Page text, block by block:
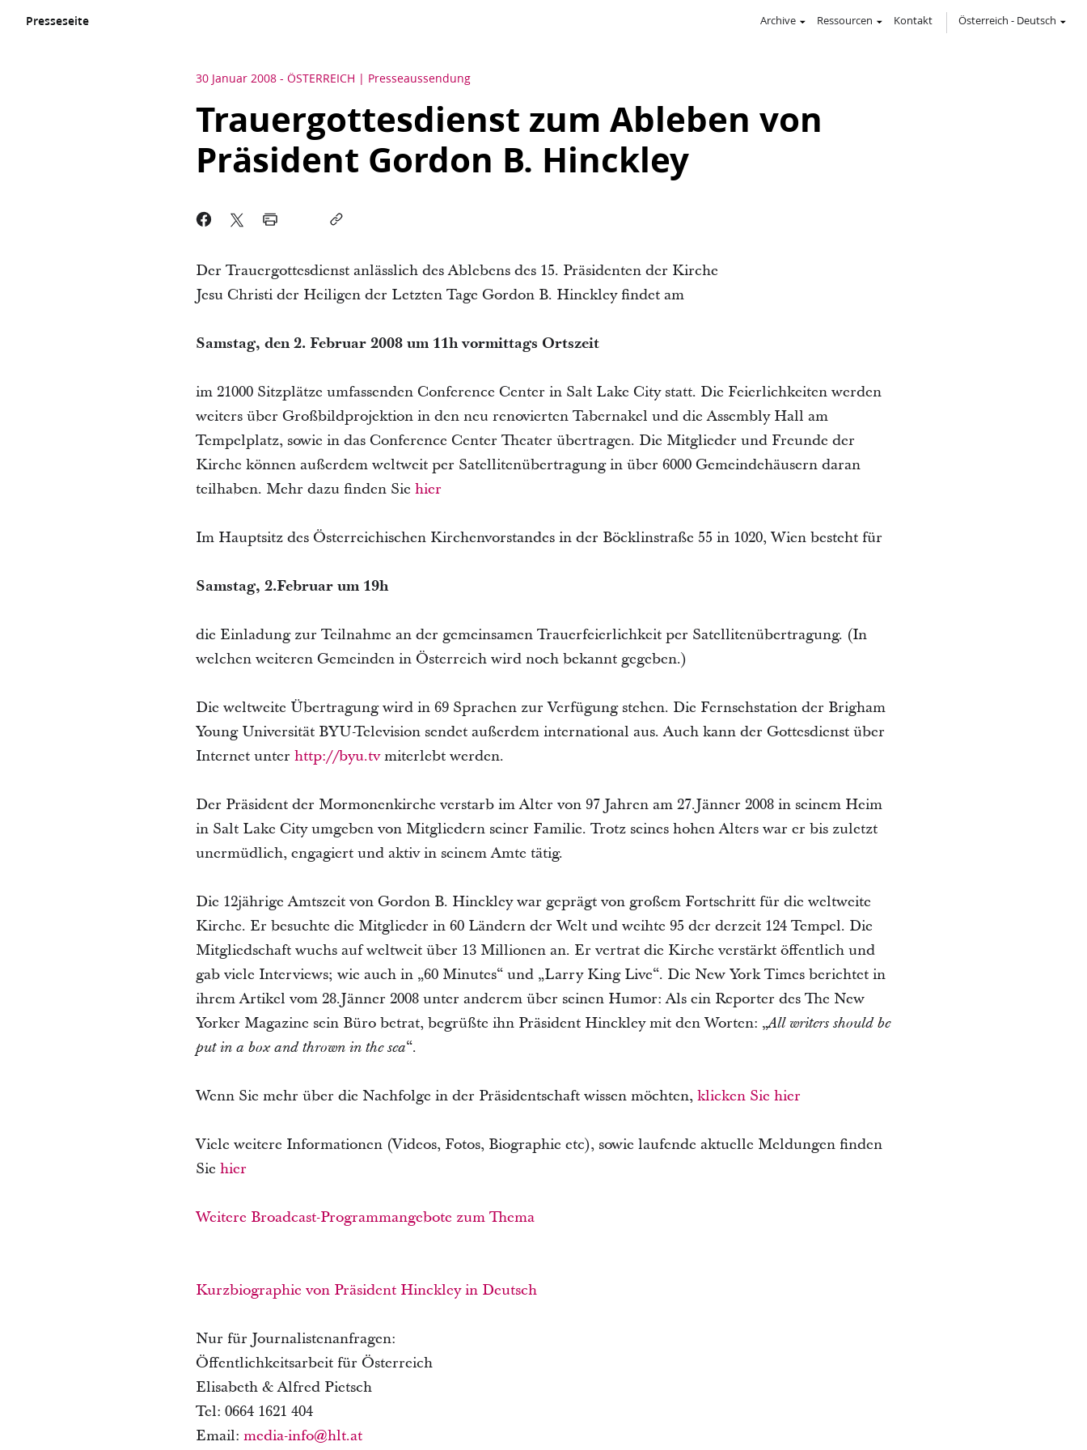
Presseseite Archive Ressourcen Kontakt Österreich - Deutsch
30 Januar 2008 - ÖSTERREICH Presseaussendung
Trauergottesdienst zum Ableben von
Präsident Gordon B. Hinckley
Der Trauergottesdienst anlässlich des Ablebens des 15. Präsidenten der Kirche
Jesu Christi der Heiligen der Letzten Tage Gordon B. Hinckley findet am
Samstag, den 2. Februar 2008 um 11h vormittags Ortszeit
im 21000 Sitzplätze umfassenden Conference Center in Salt Lake City statt. Die Feierlichkeiten werden
weiters über Großbildprojektion in den neu renovierten Tabernakel und die Assembly Hall am
Tempelplatz, sowie in das Conference Center Theater übertragen. Die Mitglieder und Freunde der
Kirche können außerdem weltweit per Satellitenübertragung in über 6000 Gemeindehäusern daran
teilhaben. Mehr dazu finden Sie hier
Im Hauptsitz des Österreichischen Kirchenvorstandes in der Böcklinstraße 55 in 1020, Wien besteht für
Samstag, 2.Februar um 19h
die Einladung zur Teilnahme an der gemeinsamen Trauerfeierlichkeit per Satellitenübertragung. (In
welchen weiteren Gemeinden in Österreich wird noch bekannt gegeben.)
Die weltweite Übertragung wird in 69 Sprachen zur Verfügung stehen. Die Fernsehstation der Brigham
Young Universität BYU-Television sendet außerdem international aus. Auch kann der Gottesdienst über
Internet unter http://byu.tvmiterlebt werden.
Der Präsident der Mormonenkirche verstarb im Alter von 97 Jahren am 27.Jänner 2008 in seinem Heim
in Salt Lake City umgeben von Mitgliedern seiner Familie. Trotz seines hohen Alters war er bis zuletzt
unermüdlich, engagiert und aktiv in seinem Amte tätig.
Die 12jährige Amtszeit von Gordon B. Hinckley war geprägt von großem Fortschritt für die weltweite
Kirche. Er besuchte die Mitglieder in 60 Ländern der Welt und weihte 95 der derzeit 124 Tempel. Die
Mitgliedschaft wuchs auf weltweit über 13 Millionen an. Er vertrat die Kirche verstärkt öffentlich und
gab viele Interviews; wie auch in „60 Minutes“ und „Larry King Live“. Die New York Times berichtet in
ihrem Artikel vom 28.Jänner 2008 unter anderem über seinen Humor: Als ein Reporter des The New
Yorker Magazine sein Büro betrat, begrüßte ihn Präsident Hinckley mit den Worten: „All writers should be
put in a box and thrown in the sea“.
Wenn Sie mehr über die Nachfolge in der Präsidentschaft wissen möchten, klicken Sie hier
Viele weitere Informationen (Videos, Fotos, Biographie etc), sowie laufende aktuelle Meldungen finden
Sie hier
Weitere Broadcast-Programmangebote zum Thema
Kurzbiographie von Präsident Hinckley in Deutsch
Nur für Journalistenanfragen:
Öffentlichkeitsarbeit für Österreich
Elisabeth & Alfred Pietsch
Tel: 0664 1621 404
Email: media-info@hlt.at